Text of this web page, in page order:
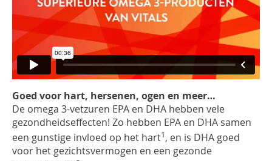
Goed voor hart, hersenen, ogen en meer…
De omega 3-vetzuren EPA en DHA hebben vele
gezondheidseffecten! Zo hebben EPA en DHA samen
een gunstige invloed op het hart1, en is DHA goed
voor het gezichtsvermogen en een gezonde